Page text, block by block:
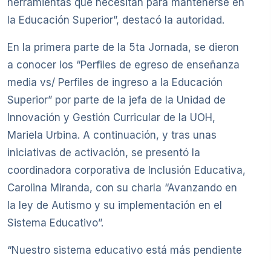
la Educación Superior”, destacó la autoridad.
En la primera parte de la 5ta Jornada, se dieron
a conocer los “Perfiles de egreso de enseñanza
media vs/ Perfiles de ingreso a la Educación
Superior” por parte de la jefa de la Unidad de
Innovación y Gestión Curricular de la UOH,
Mariela Urbina. A continuación, y tras unas
iniciativas de activación, se presentó la
coordinadora corporativa de Inclusión Educativa,
Carolina Miranda, con su charla “Avanzando en
la ley de Autismo y su implementación en el
Sistema Educativo”.
“Nuestro sistema educativo está más pendiente